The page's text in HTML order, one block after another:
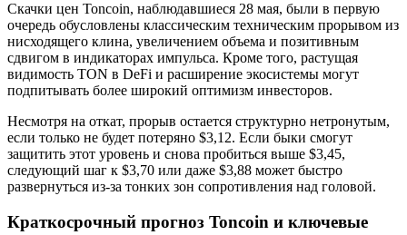
Скачки цен Toncoin, наблюдавшиеся 28 мая, были в первую
очередь обусловлены классическим техническим прорывом из
нисходящего клина, увеличением объема и позитивным
сдвигом в индикаторах импульса. Кроме того, растущая
видимость TON в DeFi и расширение экосистемы могут
подпитывать более широкий оптимизм инвесторов.
Несмотря на откат, прорыв остается структурно нетронутым,
если только не будет потеряно $3,12. Если быки смогут
защитить этот уровень и снова пробиться выше $3,45,
следующий шаг к $3,70 или даже $3,88 может быстро
развернуться из-за тонких зон сопротивления над головой.
Краткосрочный прогноз Toncoin и ключевые